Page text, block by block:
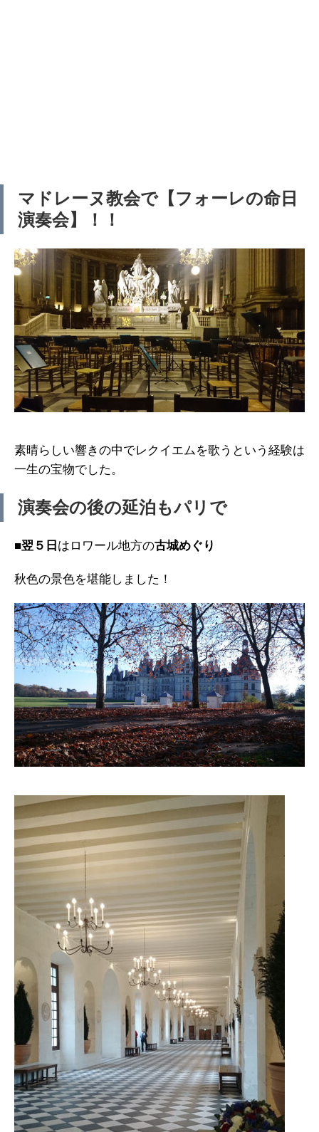
マドレーヌ教会で【フォーレの命日
演奏会】！！
素晴らしい響きの中でレクイエムを歌うという経験は
一生の宝物でした。
演奏会の後の延泊もパリで
■翌５日 はロワール地方の古城めぐり
秋色の景色を堪能しました！